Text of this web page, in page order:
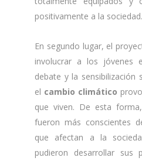
positivamente a la sociedad.
En segundo lugar, el
involucrar a los jóvenes
debate y la sensibilización
el cambio climático
que viven. De esta
fueron más conscientes
que afectan a la
pudieron desarrollar sus